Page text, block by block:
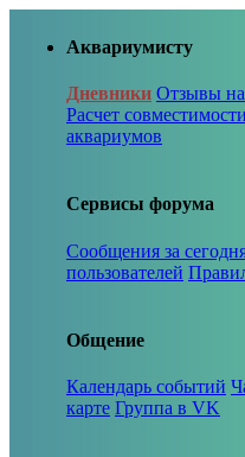
Аквариумисту
Дневники Отзывы на
Расчет
аквариумов
Сервисы форума
Сообщения за
пользователей
Общение
Календарь событий
карте Группа в VK